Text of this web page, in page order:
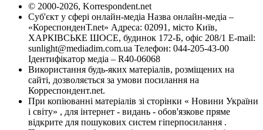
© 2000-2026, Korrespondent.net
Суб'єкт у сфері онлайн-медіа Назва онлайн-медіа –
«КореспонденТ.net» Адреса: 02091, місто Київ,
ХАРКІВСЬКЕ ШОСЕ, будинок 172-Б, офіс 208/1 E-mail:
sunlight@mediadim.com.ua Телефон: 044-205-43-00
Ідентифікатор медіа – R40-06068
Використання будь-яких матеріалів, розміщених на
сайті, дозволяється за умови посилання на
Корреспондент.net.
При копіюванні матеріалів зі сторінки « Новини України
і світу» , для інтернет - видань - обов'язкове пряме
відкрите для пошукових систем гіперпосилання .